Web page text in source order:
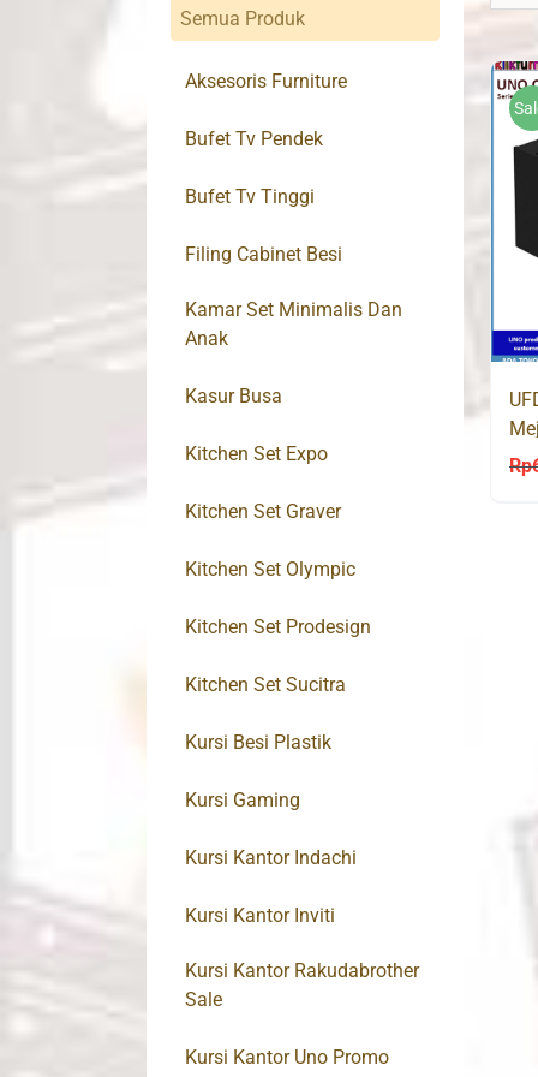
Rp
Semua Produk
Aksesoris Furniture
Bufet Tv Pendek
Bufet Tv Tinggi
Filing Cabinet Besi
Kamar Set Minimalis Dan
Anak
Kasur Busa
Kitchen Set Expo
Kitchen Set Graver
Kitchen Set Olympic
Kitchen Set Prodesign
Kitchen Set Sucitra
Kursi Besi Plastik
Kursi Gaming
Kursi Kantor Indachi
Kursi Kantor Inviti
Kursi Kantor Rakudabrother
Sale
Kursi Kantor Uno Promo